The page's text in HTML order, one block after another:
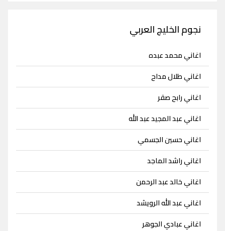
نجوم الخليج العربي
اغاني محمد عبده
اغاني طلال مداح
اغاني رابح صقر
اغاني عبد المجيد عبد الله
اغاني حسين الجسمي
اغاني راشد الماجد
اغاني خالد عبد الرحمن
اغاني عبد الله الرويشد
اغاني عبادي الجوهر